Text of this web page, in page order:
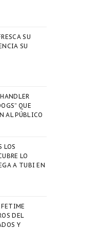
SU
SU
QUE
AL PÚBLICO
LOS
LO
A TUBI EN
DEL
Y